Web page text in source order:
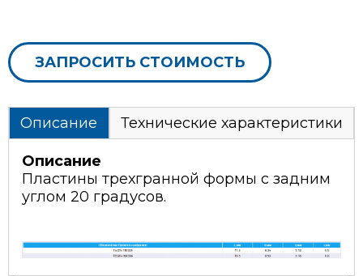
ЗАПРОСИТЬ СТОИМОСТЬ
Описание Технические характеристики
Описание
Пластины трехгранной формы с задним
углом 20 градусов.